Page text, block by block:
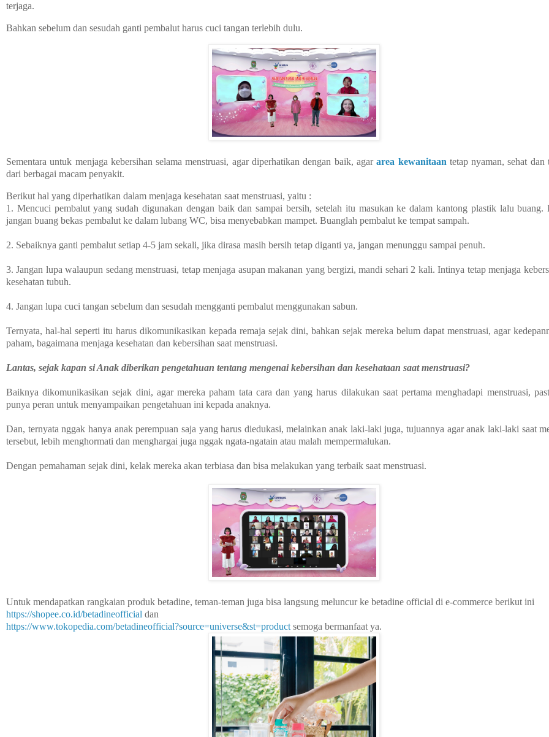
terjaga.
Bahkan sebelum dan sesudah ganti pembalut harus cuci tangan terlebih dulu.
Sementara untuk menjaga kebersihan selama menstruasi, agar diperhatikan dengan baik, agararea kewanitaan tetap nyaman, sehat dan
dari berbagai macam penyakit.
Berikut hal yang diperhatikan dalam menjaga kesehatan saat menstruasi, yaitu :
1. Mencuci pembalut yang sudah digunakan dengan baik dan sampai bersih, setelah itu masukan ke dalam kantong plastik lalu buang.
jangan buang bekas pembalut ke dalam lubang WC, bisa menyebabkan mampet. Buanglah pembalut ke tempat sampah.
2. Sebaiknya ganti pembalut setiap 4-5 jam sekali, jika dirasa masih bersih tetap diganti ya, jangan menunggu sampai penuh.
3. Jangan lupa walaupun sedang menstruasi, tetap menjaga asupan makanan yang bergizi, mandi sehari 2 kali. Intinya tetap menjaga
kesehatan tubuh.
4. Jangan lupa cuci tangan sebelum dan sesudah mengganti pembalut menggunakan sabun.
Ternyata, hal-hal seperti itu harus dikomunikasikan kepada remaja sejak dini, bahkan sejak mereka belum dapat menstruasi, agar
paham, bagaimana menjaga kesehatan dan kebersihan saat menstruasi.
Lantas, sejak kapan si Anak diberikan pengetahuan tentang mengenai kebersihan dan kesehataan saat menstruasi?
Baiknya dikomunikasikan sejak dini, agar mereka paham tata cara dan yang harus dilakukan saat pertama menghadapi menstruasi,
punya peran untuk menyampaikan pengetahuan ini kepada anaknya.
Dan, ternyata nggak hanya anak perempuan saja yang harus diedukasi, melainkan anak laki-laki juga, tujuannya agar anak laki-laki saat
tersebut, lebih menghormati dan menghargai juga nggak ngata-ngatain atau malah mempermalukan.
Dengan pemahaman sejak dini, kelak mereka akan terbiasa dan bisa melakukan yang terbaik saat menstruasi.
Untuk mendapatkan rangkaian produk betadine, teman-teman juga bisa langsung meluncur ke betadine official di e-commerce berikut ini
https://shopee.co.id/betadineofficial dan
https://www.tokopedia.com/betadineofficial?source=universe&st=product semoga bermanfaat ya.